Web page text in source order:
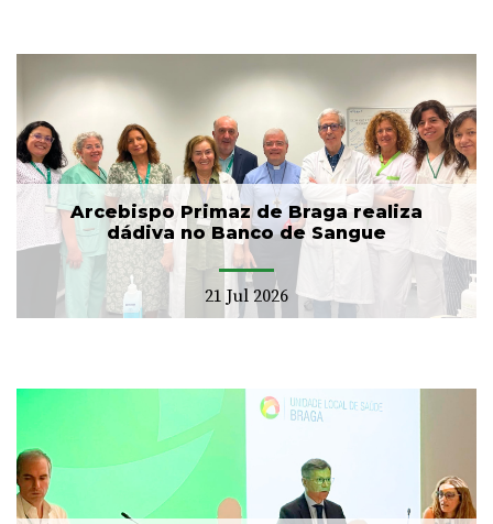
Arcebispo Primaz de Braga realiza
dádiva no Banco de Sangue
21 Jul 2026